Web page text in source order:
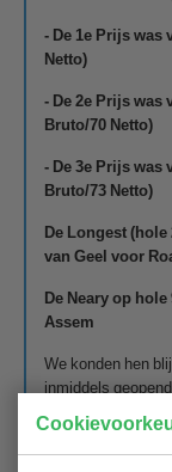
- De 1e Prijs was
Netto)
- De 2e Prijs was
Bruto/70 Netto)
- De 3e Prijs was
Bruto/73 Netto)
De Longest
van Geel voor
De Neary op
Assem
We konden hen
inmiddels
Mooie